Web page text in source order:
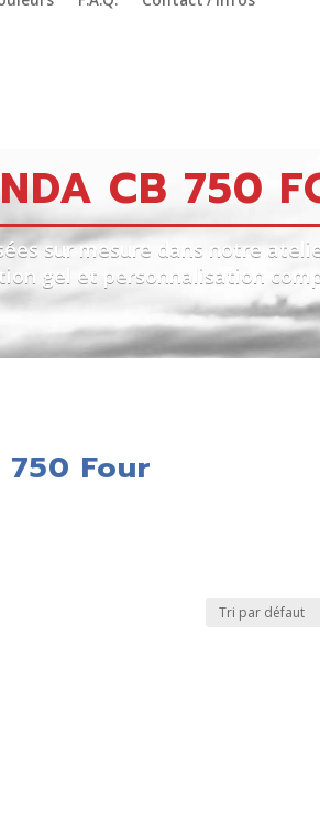
CB 750
sur mesure dans notre
gel et personnalisation
Four